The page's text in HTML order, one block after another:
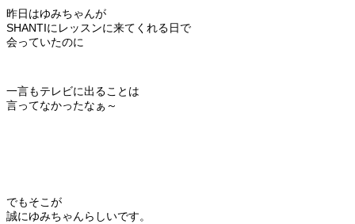
昨日はゆみちゃんが
SHANTIにレッスンに来てくれる日で
会っていたのに
一言もテレビに出ることは
言ってなかったなぁ～
でもそこが
誠にゆみちゃんらしいです。